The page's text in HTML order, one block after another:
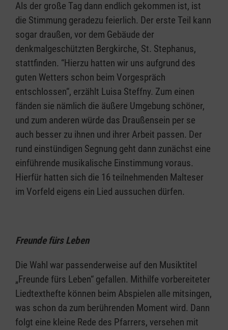
Als der große Tag dann endlich gekommen ist, ist
die Stimmung geradezu feierlich. Der erste Teil kann
sogar draußen, vor dem Gebäude der
denkmalgeschützten Bergkirche, St. Stephanus,
stattfinden. “Hierzu hatten wir uns aufgrund des
guten Wetters schon beim Vorgespräch
entschlossen“, erzählt Luisa Steffny. Zum einen
fänden sie nämlich die äußere Umgebung schöner,
und zum anderen würde das Draußensein per se
auch besser zu ihnen und ihrer Arbeit passen. Der
rund einstündigen Segnung geht dann zunächst eine
einführende musikalische Einstimmung voraus.
Hierfür hatten sich die 16 teilnehmenden Malteser
im Vorfeld eigens ein Lied aussuchen dürfen.
Freunde fürs Leben
Die Wahl war passenderweise auf den Musiktitel
„Freunde fürs Leben“ gefallen. Mithilfe vorbereiteter
Liedtexthefte können beim Abspielen alle mitsingen,
was schon da zum berührenden Moment wird. Dann
folgt eine kleine Rede des Pfarrers, versehen mit